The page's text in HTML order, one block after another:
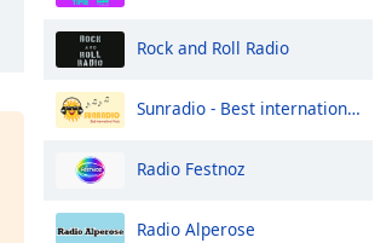
Rock and Roll Radio
Sunradio - Best international Music
Radio Festnoz
Radio Alperose